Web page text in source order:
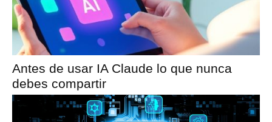
Antes de usar IA Claude lo que nunca
debes compartir